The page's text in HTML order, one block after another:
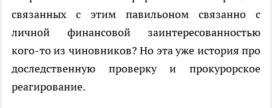
связанных с этим павильоном связанно с
личной финансовой заинтересованностью
кого-то из чиновников? Но эта уже история про
доследственную проверку и прокурорское
реагирование.